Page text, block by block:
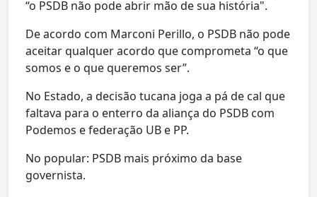
“o PSDB não pode abrir mão de sua história".
De acordo com Marconi Perillo, o PSDB não pode
aceitar qualquer acordo que comprometa “o que
somos e o que queremos ser”.
No Estado, a decisão tucana joga a pá de cal que
faltava para o enterro da aliança do PSDB com
Podemos e federação UB e PP.
No popular: PSDB mais próximo da base
governista.